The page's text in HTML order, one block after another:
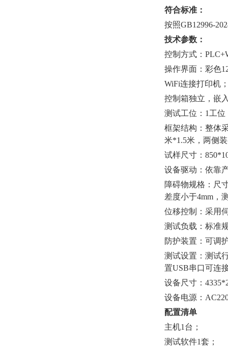
符合标准：
按照GB12996-
技术参数：
控制方式：
操作界面：彩色
WiFi连接打印机
控制箱独立，嵌
测试工位：1工位
框架结构：整体
米*1.5米，两侧
试样尺寸：
设备驱动：依靠
障碍物规格：尺
差度小于4mm，
位移控制：采用
测试负载：标准
防护装置：可调
测试设置：测试
置USB串口可连
设备尺寸：
设备电源：
配置清单
主机1台；
测试软件1套；